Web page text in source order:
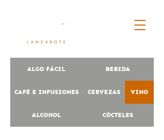
ALGO FÁCIL BEBIDA
CAFÉ E INFUSIONES CERVEZAS VINO
ALCOHOL CÓCTELES